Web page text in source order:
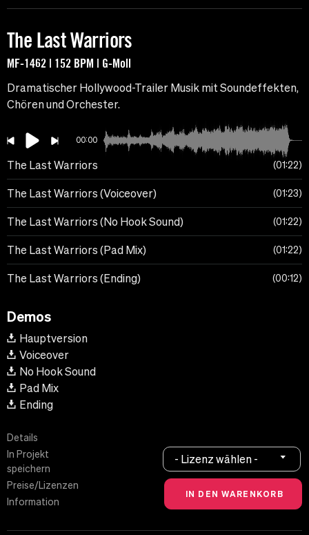
The Last Warriors
MF-1462 | 152 BPM | G-Moll
Dramatischer Hollywood-Trailer Musik mit Soundeffekten,
Chören und Orchester.
00:00
The Last Warriors 01:22
The Last Warriors (Voiceover) 01:23
The Last Warriors (No Hook Sound) 01:22
The Last Warriors (Pad Mix) 01:22
The Last Warriors (Ending) 00:12
Demos
Hauptversion
Voiceover
No Hook Sound
Pad Mix
Ending
Details
In Projekt
speichern
Preise/Lizenzen
Information
- Lizenz wählen -